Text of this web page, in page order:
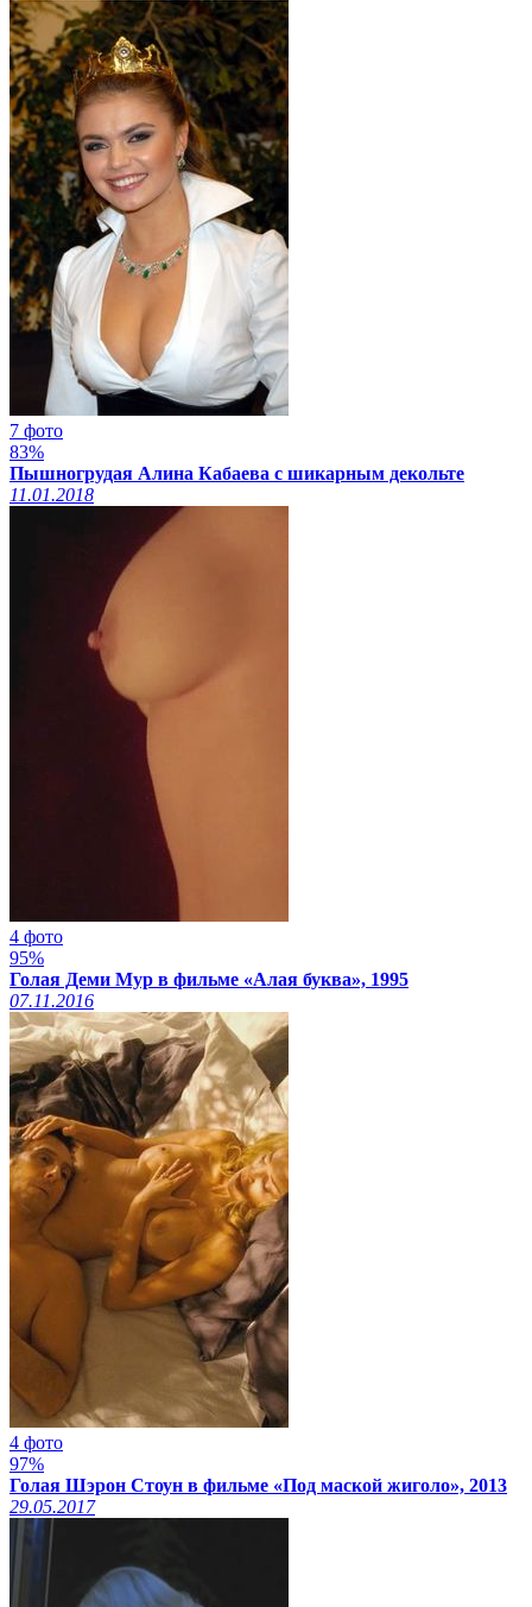
7 фото
83%
Пышногрудая Алина Кабаева с шикарным декольте
11.01.2018
4 фото
95%
Голая Деми Мур в фильме «Алая буква», 1995
07.11.2016
4 фото
97%
Голая Шэрон Стоун в фильме «Под маской жиголо», 2013
29.05.2017